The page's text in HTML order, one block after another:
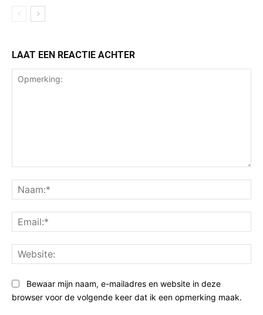
LAAT EEN REACTIE ACHTER
Bewaar mijn naam, e-mailadres en website in deze
browser voor de volgende keer dat ik een opmerking maak.